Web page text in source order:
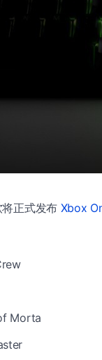
将正式发布 Xbox
Morta